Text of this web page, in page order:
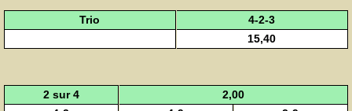
Trio
4-2-3
15,40
2 sur 4
2,00